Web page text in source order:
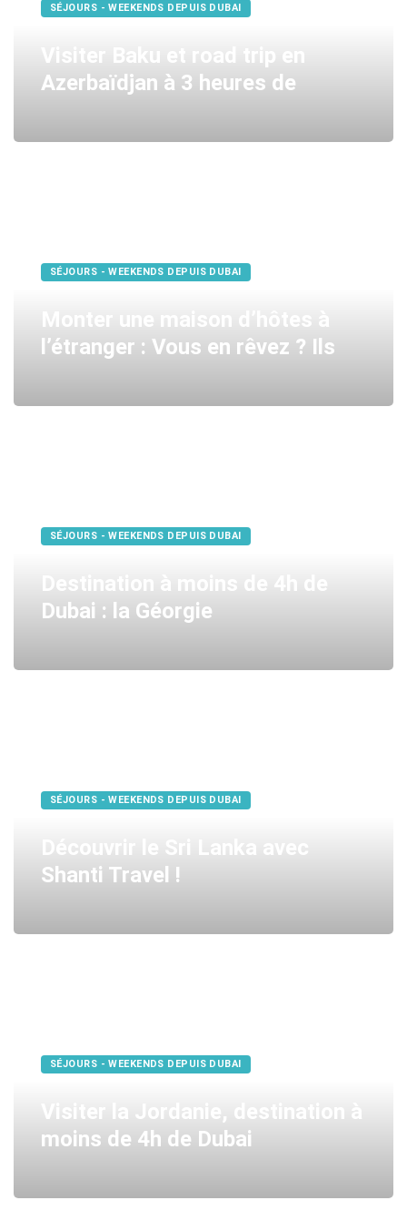
SÉJOURS - WEEKENDS DEPUIS DUBAI
Visiter Baku et road trip en
Azerbaïdjan à 3 heures de
SÉJOURS - WEEKENDS DEPUIS DUBAI
Monter une maison d’hôtes à
l’étranger : Vous en rêvez ? Ils
SÉJOURS - WEEKENDS DEPUIS DUBAI
Destination à moins de 4h de
Dubai : la Géorgie
SÉJOURS - WEEKENDS DEPUIS DUBAI
Découvrir le Sri Lanka avec
Shanti Travel !
SÉJOURS - WEEKENDS DEPUIS DUBAI
Visiter la Jordanie, destination à
moins de 4h de Dubai